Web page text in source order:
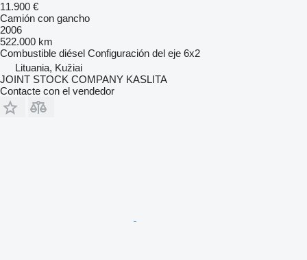
11.900 €
Camión con gancho
2006
522.000 km
Combustible diésel Configuración del eje 6x2
Lituania, Kužiai
JOINT STOCK COMPANY KASLITA
Contacte con el vendedor